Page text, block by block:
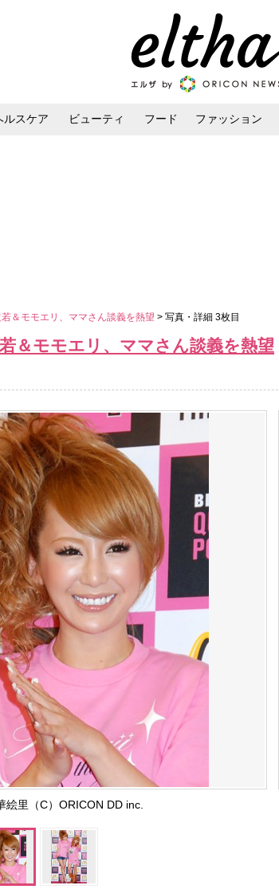
ルスケア ビューティ フード ファッション
＆モモエリ、ママさん談義を熱望 > 写真・詳細 3枚目
＆モモエリ、ママさん談義を熱望
絵里（C）ORICON DD inc.